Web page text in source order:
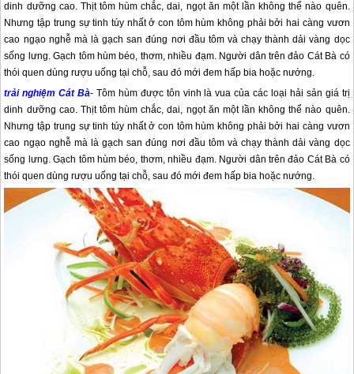
dinh dưỡng cao. Thịt tôm hùm chắc, dai, ngọt ăn một lần không thể nào quên.
Nhưng tập trung sự tinh túy nhất ở con tôm hùm không phải bởi hai càng vươn
cao ngạo nghễ mà là gạch san đúng nơi đầu tôm và chạy thành dải vàng dọc
sống lưng. Gạch tôm hùm béo, thơm, nhiều đạm. Người dân trên đảo Cát Bà có
thói quen dùng rượu uống tại chỗ, sau đó mới đem hấp bia hoặc nướng.
trải nghiệmCát Bà- Tôm hùm được tôn vinh là vua của các loại hải sản giá trị
dinh dưỡng cao. Thịt tôm hùm chắc, dai, ngọt ăn một lần không thể nào quên.
Nhưng tập trung sự tinh túy nhất ở con tôm hùm không phải bởi hai càng vươn
cao ngạo nghễ mà là gạch san đúng nơi đầu tôm và chạy thành dải vàng dọc
sống lưng. Gạch tôm hùm béo, thơm, nhiều đạm. Người dân trênđảo Cát Bà có
thói quen dùng rượu uống tại chỗ, sau đó mới đem hấp bia hoặc nướng.